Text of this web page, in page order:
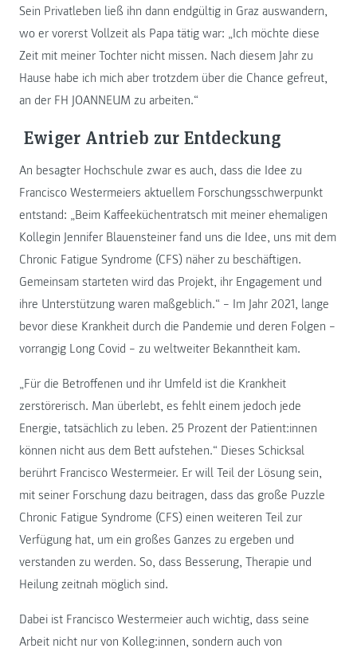
Sein Privatleben ließ ihn dann endgültig in Graz auswandern,
wo er vorerst Vollzeit als Papa tätig war: „Ich möchte diese
Zeit mit meiner Tochter nicht missen. Nach diesem Jahr zu
Hause habe ich mich aber trotzdem über die Chance gefreut,
an der FH JOANNEUM zu arbeiten.“
Ewiger Antrieb zur Entdeckung
An besagter Hochschule zwar es auch, dass die Idee zu
Francisco Westermeiers aktuellem Forschungsschwerpunkt
entstand: „Beim Kaffeeküchentratsch mit meiner ehemaligen
Kollegin Jennifer Blauensteiner fand uns die Idee, uns mit dem
Chronic Fatigue Syndrome (CFS) näher zu beschäftigen.
Gemeinsam starteten wird das Projekt, ihr Engagement und
ihre Unterstützung waren maßgeblich.“ – Im Jahr 2021, lange
bevor diese Krankheit durch die Pandemie und deren Folgen –
vorrangig Long Covid – zu weltweiter Bekanntheit kam.
„Für die Betroffenen und ihr Umfeld ist die Krankheit
zerstörerisch. Man überlebt, es fehlt einem jedoch jede
Energie, tatsächlich zu leben. 25 Prozent der Patient:innen
können nicht aus dem Bett aufstehen.“ Dieses Schicksal
berührt Francisco Westermeier. Er will Teil der Lösung sein,
mit seiner Forschung dazu beitragen, dass das große Puzzle
Chronic Fatigue Syndrome (CFS) einen weiteren Teil zur
Verfügung hat, um ein großes Ganzes zu ergeben und
verstanden zu werden. So, dass Besserung, Therapie und
Heilung zeitnah möglich sind.
Dabei ist Francisco Westermeier auch wichtig, dass seine
Arbeit nicht nur von Kolleg:innen, sondern auch von